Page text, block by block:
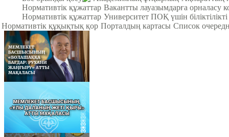
Нормативтік құжаттар Вакантты лауазымдарға орналасу
Нормативтік құжаттар Университет ПОҚ үшін
Нормативтік құқықтық қор Порталдың картасы Список